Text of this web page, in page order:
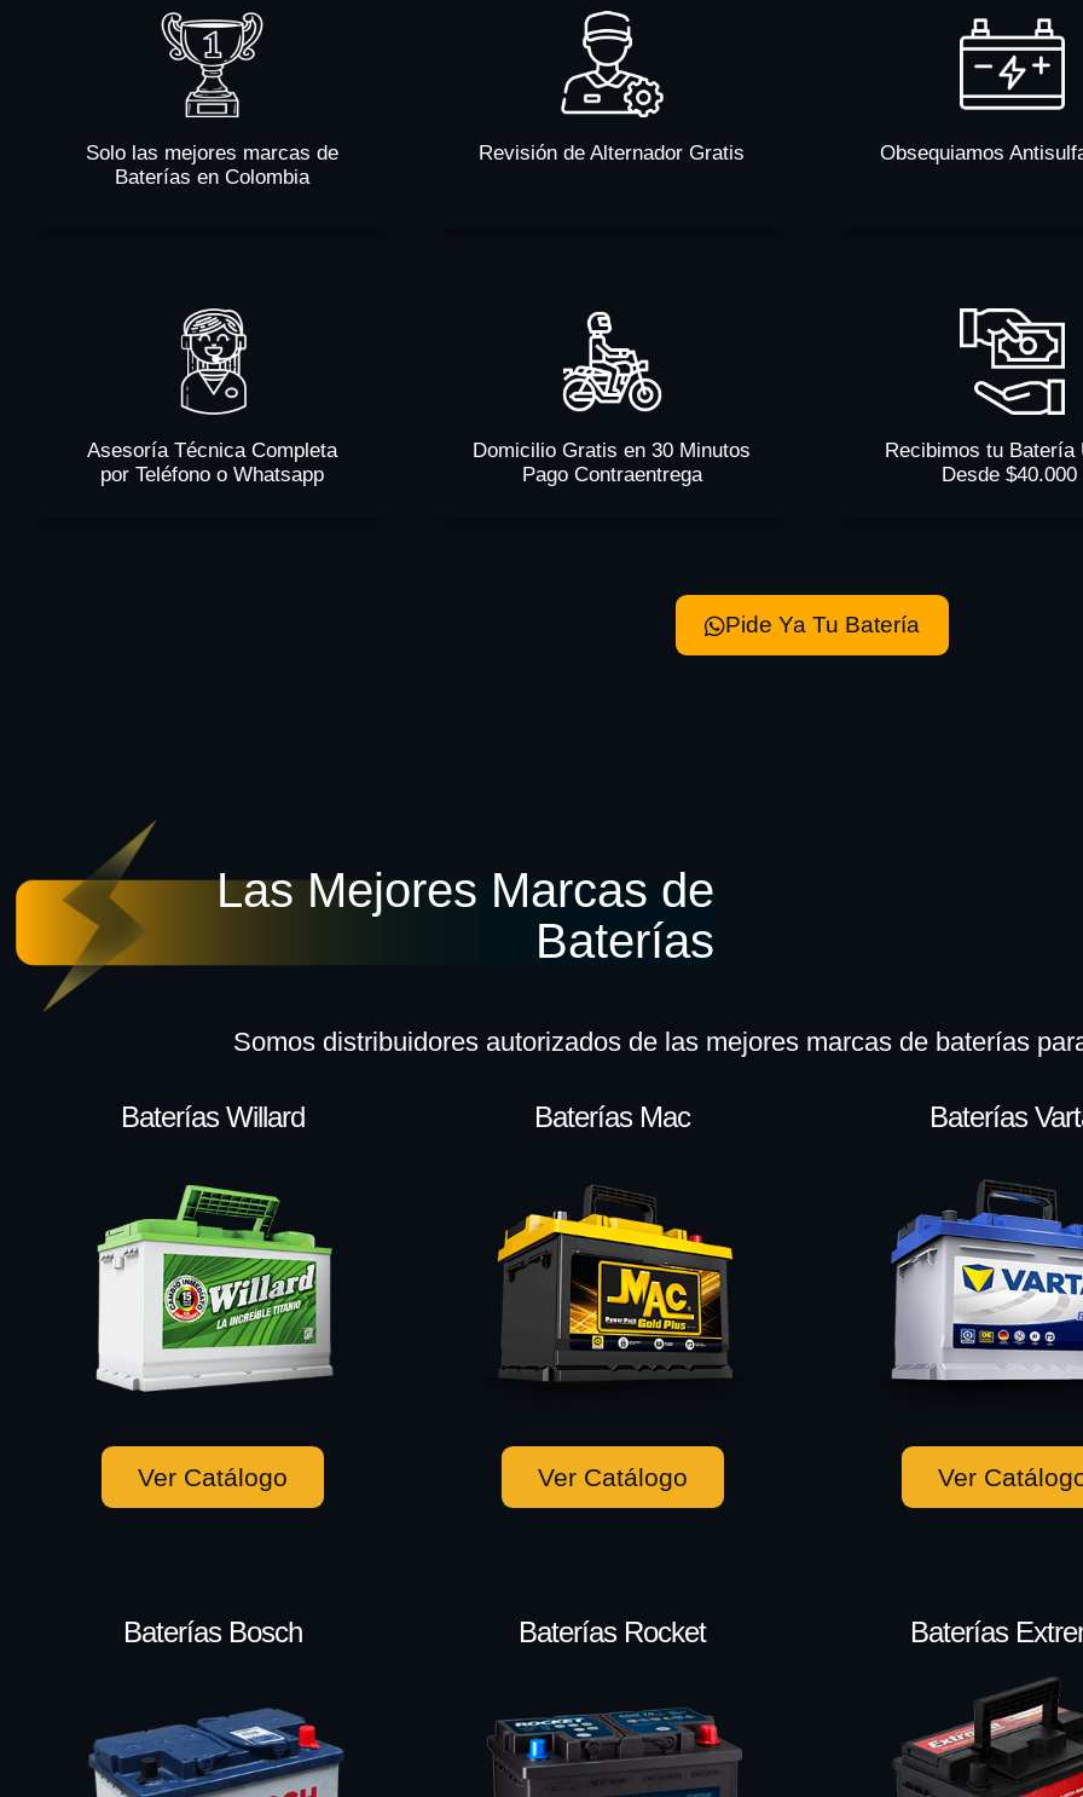
Solo las mejores marcas de
Baterías en Colombia
Revisión de Alternador Gratis Obsequiamos
Asesoría Técnica Completa
por Teléfono o Whatsapp
Domicilio Gratis en 30 Minutos
Pago Contraentrega
Recibimos tu Batería
Desde $40.000
Pide Ya Tu Batería
Las Mejores Marcas de
Baterías
Somos distribuidores autorizados de las mejores marcas de baterías
Baterías Willard
Ver Catálogo
Baterías Mac
Ver Catálogo
Baterías
Ver
Baterías Bosch Baterías Rocket Baterías